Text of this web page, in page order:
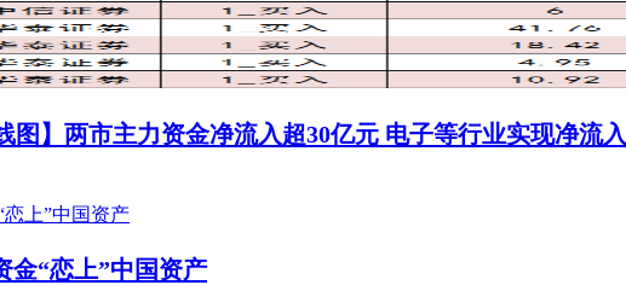
图】两市主力资金净流入超30亿元 电子等行业实现净流入
金“恋上”中国资产